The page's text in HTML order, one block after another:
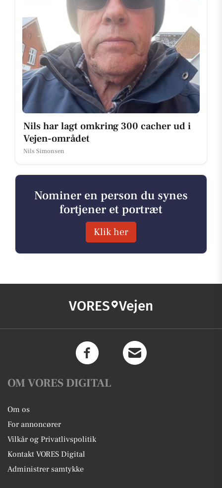
Nils har lagt omkring 300 cacher ud i
Vejen-området
Nils Simonsen
Nominer en person du synes
fortjener et portræt
Klik her
VORES Vejen
OM VORES DIGITAL
Om os
For annoncører
Vilkår og Privatlivspolitik
Kontakt VORES Digital
Administrer samtykke